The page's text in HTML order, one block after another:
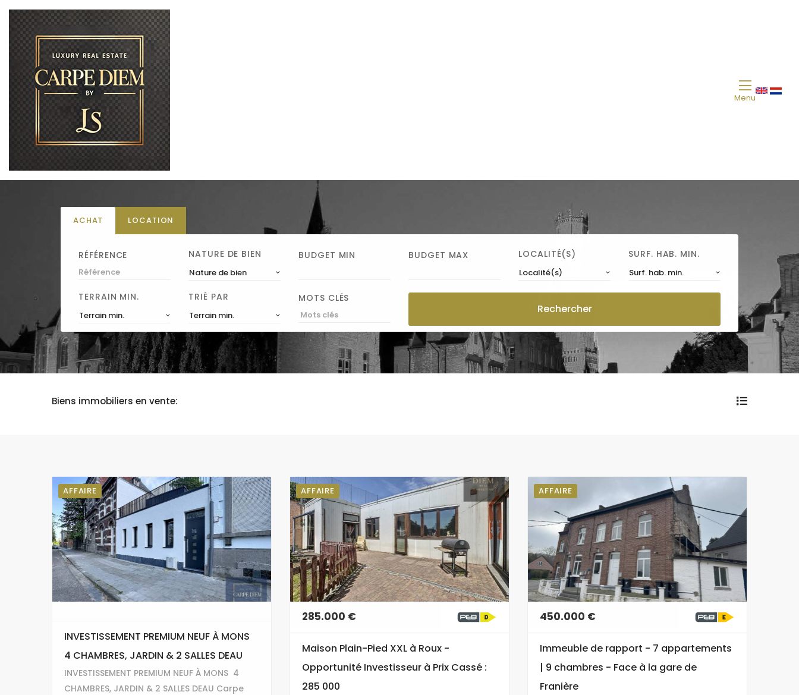
Menu
ACHAT LOCATION
RÉFÉRENCE NATURE DE BIEN
Nature de bien
BUDGET MIN BUDGET MAX LOCALITÉ(S)
Localité(s)
SURF. HAB. MIN.
Surf. hab. min.
TERRAIN MIN.
Terrain min.
TRIÉ PAR
Terrain min.
MOTS CLÉS
Rechercher
Biens immobiliers en vente:
AFFAIRE
INVESTISSEMENT PREMIUM NEUF À MONS 
4 CHAMBRES, JARDIN & 2 SALLES DEAU
INVESTISSEMENT PREMIUM NEUF À MONS  4
CHAMBRES, JARDIN & 2 SALLES DEAU Carpe
AFFAIRE
285.000 €
Maison Plain-Pied XXL à Roux -
Opportunité Investisseur à Prix Cassé :
285 000 
AFFAIRE
450.000 €
Immeuble de rapport - 7 appartements
| 9 chambres - Face à la gare de
Franière